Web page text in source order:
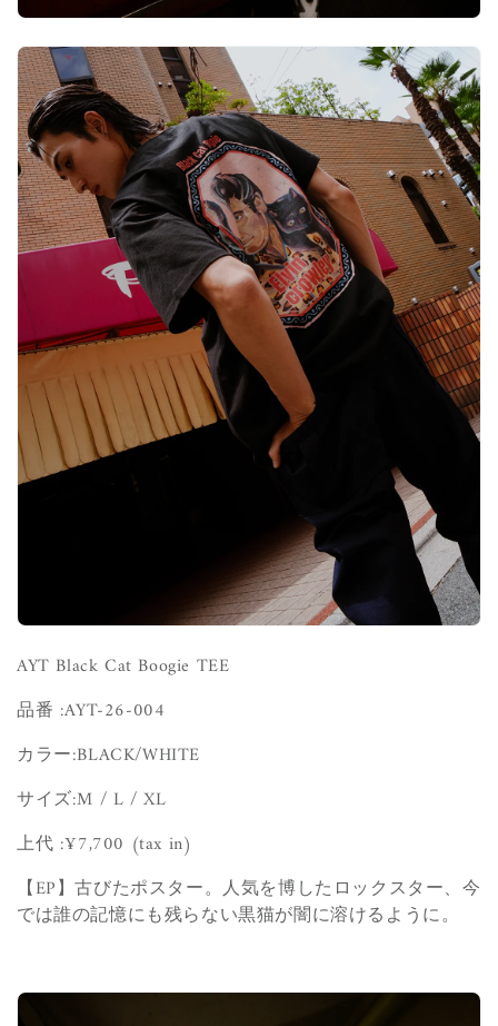
AYT Black Cat Boogie TEE
品番 :AYT-26-004
カラー:BLACK/WHITE
サイズ:M / L / XL
上代 :¥7,700 (tax in)
【EP】古びたポスター。人気を博したロックスター、今
では誰の記憶にも残らない黒猫が闇に溶けるように。